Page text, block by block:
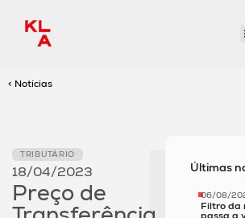
< Notícias
TRIBUTÁRIO
18/04/2023
Preço de
Últimas
06/08/
Filtro da
passa a